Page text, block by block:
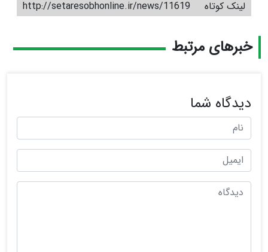
لینک کوتاه http://setaresobhonline.ir/news/11619
خبرهای مرتبط
دیدگاه شما